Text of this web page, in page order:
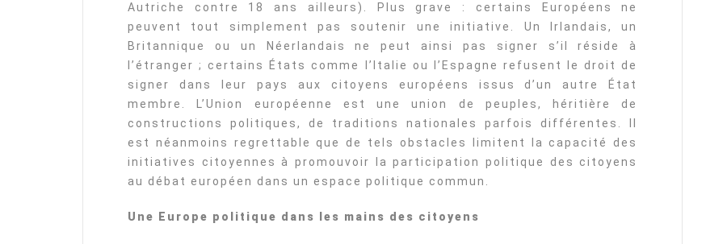
Autriche contre 18 ans ailleurs). Plus grave : certains Européens ne
peuvent tout simplement pas soutenir une initiative. Un Irlandais, un
Britannique ou un Néerlandais ne peut ainsi pas signer s’il réside à
l’étranger ; certains États comme l’Italie ou l’Espagne refusent le droit de
signer dans leur pays aux citoyens européens issus d’un autre État
membre. L’Union européenne est une union de peuples, héritière de
constructions politiques, de traditions nationales parfois différentes. Il
est néanmoins regrettable que de tels obstacles limitent la capacité des
initiatives citoyennes à promouvoir la participation politique des citoyens
au débat européen dans un espace politique commun.
Une Europe politique dans les mains des citoyens